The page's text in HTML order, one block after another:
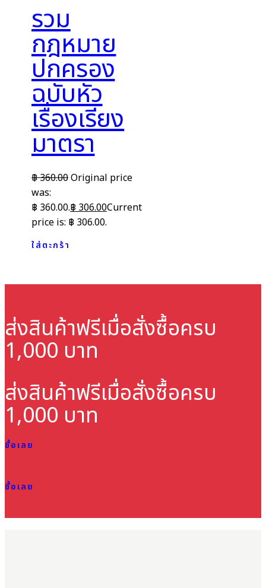
รวม
กฎหมาย
ปกครอง
ฉบับหัว
เรื่องเรียง
มาตรา
฿360.00Original price
was:
฿ 360.00.฿306.00Current
price is: ฿ 306.00.
ใส่ตะกร้า
ส่งสินค้าฟรีเมื่อสั่งซื้อครบ
1,000 บาท
ส่งสินค้าฟรีเมื่อสั่งซื้อครบ
1,000 บาท
ซื้อเลย
ซื้อเลย